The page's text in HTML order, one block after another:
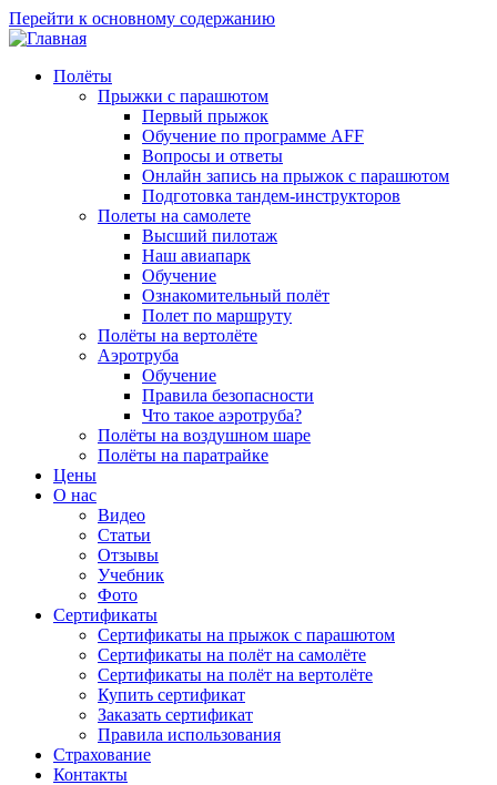
Перейти к основному содержанию
Полёты
Прыжки с парашютом
Первый прыжок
Обучение по программе AFF
Вопросы и ответы
Онлайн запись на прыжок с парашютом
Подготовка тандем-инструкторов
Полеты на самолете
Высший пилотаж
Наш авиапарк
Обучение
Ознакомительный полёт
Полет по маршруту
Полёты на вертолёте
Аэротруба
Обучение
Правила безопасности
Что такое аэротруба?
Полёты на воздушном шаре
Полёты на паратрайке
Цены
О нас
Видео
Статьи
Отзывы
Учебник
Фото
Сертификаты
Сертификаты на прыжок с парашютом
Сертификаты на полёт на самолёте
Сертификаты на полёт на вертолёте
Купить сертификат
Заказать сертификат
Правила использования
Страхование
Контакты